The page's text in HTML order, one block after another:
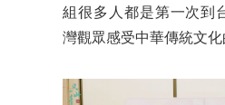
組很多人都是第一次到
灣觀眾感受中華傳統文化